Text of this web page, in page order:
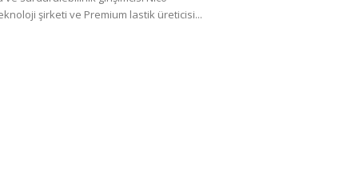
şirketi ve Premium lastik üreticisi...